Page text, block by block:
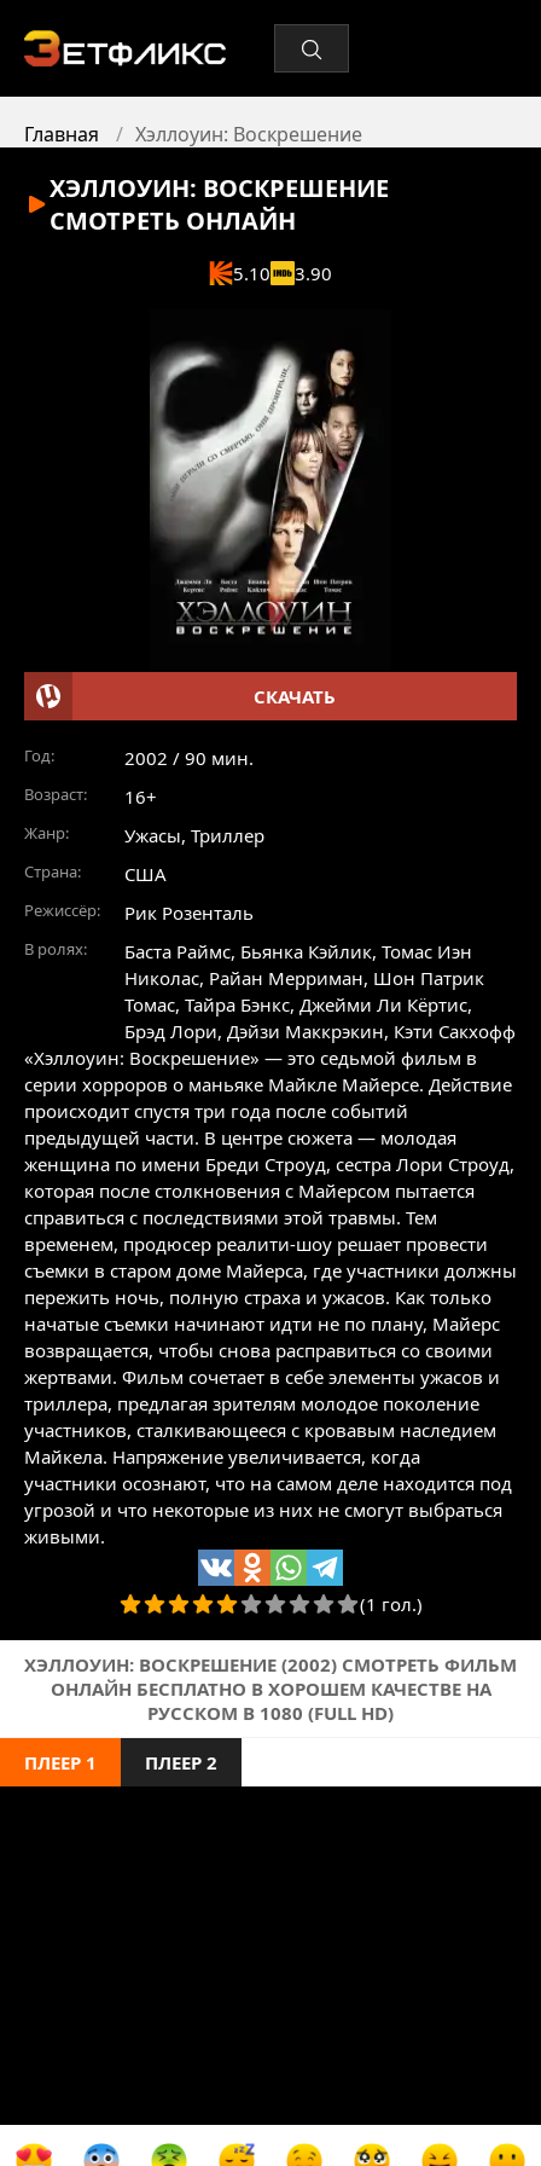
Главная Хэллоуин: Воскрешение
ХЭЛЛОУИН: ВОСКРЕШЕНИЕ
СМОТРЕТЬ ОНЛАЙН
5.10 3.90
СКАЧАТЬ
Год: 2002 / 90 мин.
Возраст: 16+
Жанр: Ужасы, Триллер
Страна: США
Режиссёр: Рик Розенталь
В ролях: Баста Раймс, Бьянка Кэйлик, Томас Иэн
Николас, Райан Мерриман, Шон Патрик
Томас, Тайра Бэнкс, Джейми Ли Кёртис,
Брэд Лори, Дэйзи Маккрэкин, Кэти Сакхофф
«Хэллоуин: Воскрешение» — это седьмой фильм в
серии хорроров о маньяке Майкле Майерсе. Действие
происходит спустя три года после событий
предыдущей части. В центре сюжета — молодая
женщина по имени Бреди Строуд, сестра Лори Строуд,
которая после столкновения с Майерсом пытается
справиться с последствиями этой травмы. Тем
временем, продюсер реалити-шоу решает провести
съемки в старом доме Майерса, где участники должны
пережить ночь, полную страха и ужасов. Как только
начатые съемки начинают идти не по плану, Майерс
возвращается, чтобы снова расправиться со своими
жертвами. Фильм сочетает в себе элементы ужасов и
триллера, предлагая зрителям молодое поколение
участников, сталкивающееся с кровавым наследием
Майкела. Напряжение увеличивается, когда
участники осознают, что на самом деле находится под
угрозой и что некоторые из них не смогут выбраться
живыми.
(1 гол.)
ХЭЛЛОУИН: ВОСКРЕШЕНИЕ (2002) СМОТРЕТЬ ФИЛЬМ
ОНЛАЙН БЕСПЛАТНО В ХОРОШЕМ КАЧЕСТВЕ НА
РУССКОМ В 1080 (FULL HD)
ПЛЕЕР 1 ПЛЕЕР 2